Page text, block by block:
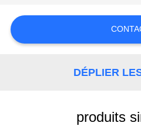
UNE
CITATION
DÉPLIER
produits